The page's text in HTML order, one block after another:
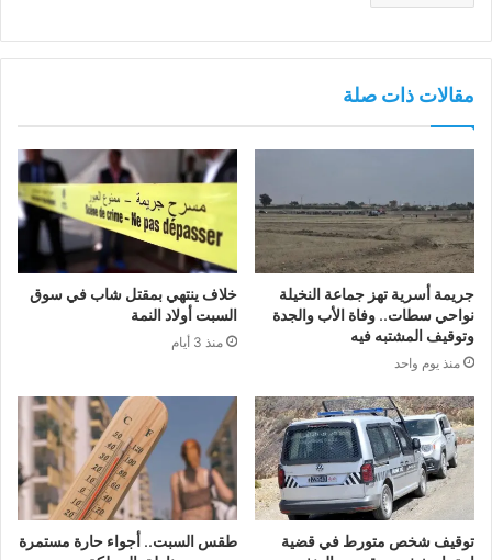
مقالات ذات صلة
جريمة أسرية تهز جماعة النخيلة
نواحي سطات.. وفاة الأب والجدة
وتوقيف المشتبه فيه
منذ يوم واحد
خلاف ينتهي بمقتل شاب في سوق
السبت أولاد النمة
منذ 3 أيام
توقيف شخص متورط في قضية
طقس السبت.. أجواء حارة مستمرة